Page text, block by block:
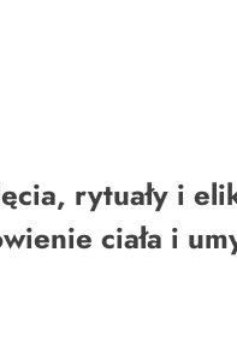
rytuały i
ciała i